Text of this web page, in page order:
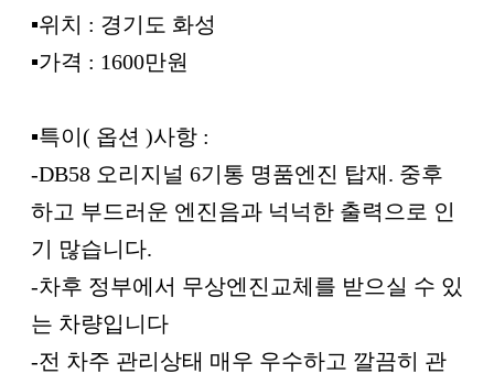
▪︎위치 : 경기도 화성
▪︎가격 : 1600만원
▪︎특이( 옵션 )사항 :
-DB58 오리지널 6기통 명품엔진 탑재. 중후
하고 부드러운 엔진음과 넉넉한 출력으로 인
기 많습니다.
-차후 정부에서 무상엔진교체를 받으실 수 있
는 차량입니다
-전 차주 관리상태 매우 우수하고 깔끔히 관